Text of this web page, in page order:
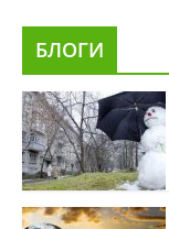
БЛОГИ